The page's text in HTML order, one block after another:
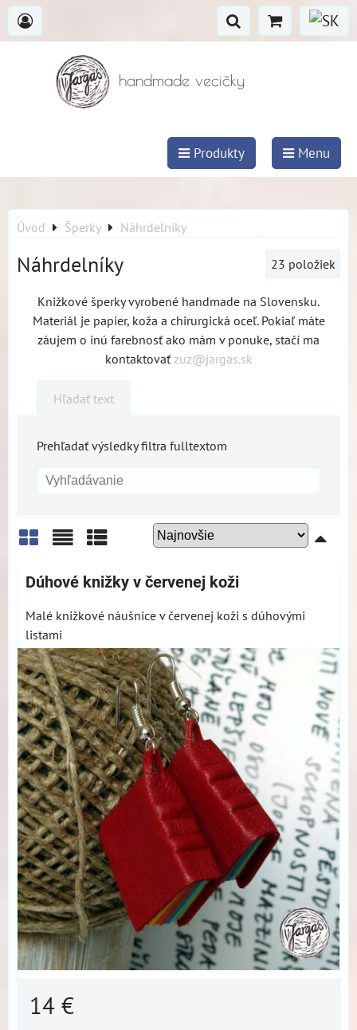
handmade vecičky
Produkty Menu
Úvod Šperky Náhrdelníky
Náhrdelníky 23 položiek
Knižkové šperky vyrobené handmade na Slovensku.
Materiál je papier, koža a chirurgická oceľ. Pokiaľ máte
záujem o inú farebnosť ako mám v ponuke, stačí ma
kontaktovať zuz@jargas.sk
Hľadať text
Prehľadať výsledky filtra fulltextom
Mriežka
Dúhové knižky v červenej koži
Malé knižkové náušnice v červenej koži s dúhovými
listami
14 €